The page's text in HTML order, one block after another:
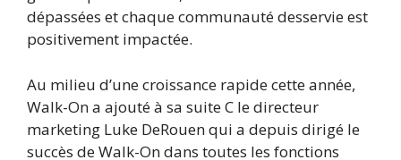
dépassées et chaque communauté desservie est
positivement impactée.
Au milieu d’une croissance rapide cette année,
Walk-On a ajouté à sa suite C le directeur
marketing Luke DeRouen qui a depuis dirigé le
succès de Walk-On dans toutes les fonctions